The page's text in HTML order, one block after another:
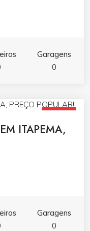
Garagens
0
ITAPEMA,
Garagens
0